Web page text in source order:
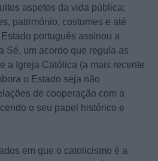
aspetos da vida pública:
património, costumes e até
português assinou a
Sé, um acordo que regula as
a Igreja Católica (a mais recente
o Estado seja não
de cooperação com a
o seu papel histórico e
em que o catolicismo é a